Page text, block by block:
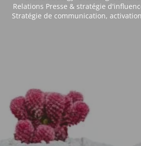
Relations Presse & stratégie
Stratégie de communication,